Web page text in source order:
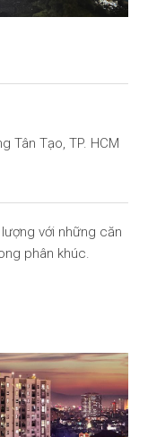
Tân Tạo, TP. HCM
với những căn
phân khúc.